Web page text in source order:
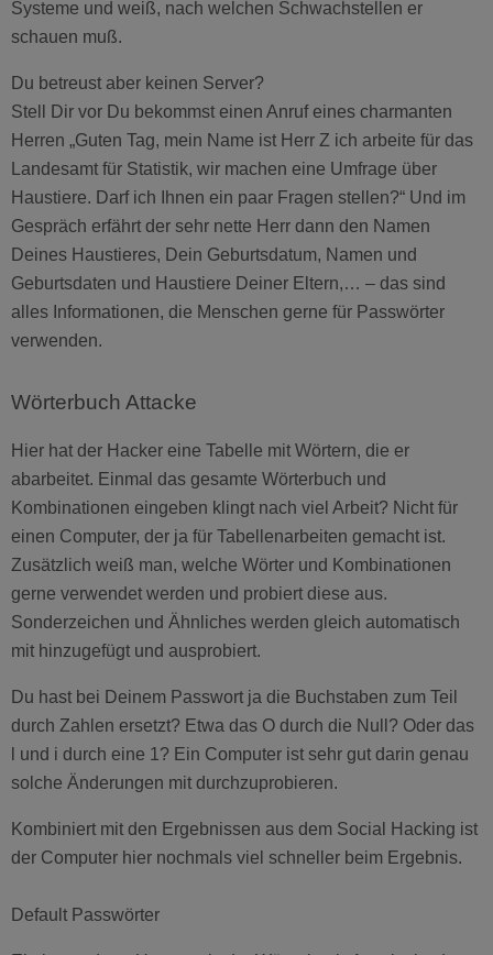
Systeme und weiß, nach welchen Schwachstellen er
schauen muß.
Du betreust aber keinen Server?
Stell Dir vor Du bekommst einen Anruf eines charmanten
Herren „Guten Tag, mein Name ist Herr Z ich arbeite für das
Landesamt für Statistik, wir machen eine Umfrage über
Haustiere. Darf ich Ihnen ein paar Fragen stellen?“ Und im
Gespräch erfährt der sehr nette Herr dann den Namen
Deines Haustieres, Dein Geburtsdatum, Namen und
Geburtsdaten und Haustiere Deiner Eltern,… – das sind
alles Informationen, die Menschen gerne für Passwörter
verwenden.
Wörterbuch Attacke
Hier hat der Hacker eine Tabelle mit Wörtern, die er
abarbeitet. Einmal das gesamte Wörterbuch und
Kombinationen eingeben klingt nach viel Arbeit? Nicht für
einen Computer, der ja für Tabellenarbeiten gemacht ist.
Zusätzlich weiß man, welche Wörter und Kombinationen
gerne verwendet werden und probiert diese aus.
Sonderzeichen und Ähnliches werden gleich automatisch
mit hinzugefügt und ausprobiert.
Du hast bei Deinem Passwort ja die Buchstaben zum Teil
durch Zahlen ersetzt? Etwa das O durch die Null? Oder das
l und i durch eine 1? Ein Computer ist sehr gut darin genau
solche Änderungen mit durchzuprobieren.
Kombiniert mit den Ergebnissen aus dem Social Hacking ist
der Computer hier nochmals viel schneller beim Ergebnis.
Default Passwörter